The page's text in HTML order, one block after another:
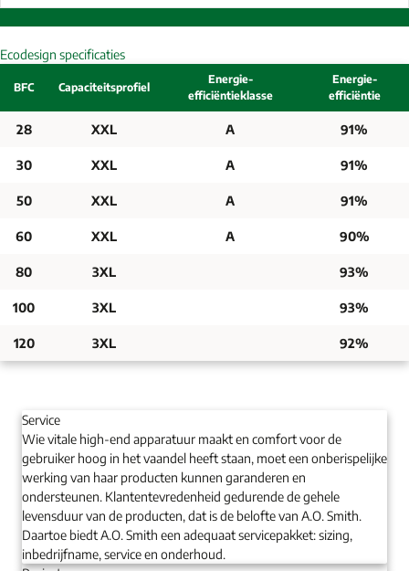
Ecodesign specificaties
BFC Capaciteitsprofiel
Energie-
efficiëntieklasse
Energie-
efficiëntie
28 XXL A 91%
30 XXL A 91%
50 XXL A 91%
60 XXL A 90%
80 3XL 93%
100 3XL 93%
120 3XL 92%
Service
Wie vitale high-end apparatuur maakt en comfort voor de
gebruiker hoog in het vaandel heeft staan, moet een onberispelijke
werking van haar producten kunnen garanderen en
ondersteunen. Klantentevredenheid gedurende de gehele
levensduur van de producten, dat is de belofte van A.O. Smith.
Daartoe biedt A.O. Smith een adequaat servicepakket: sizing,
inbedrijfname, service en onderhoud.